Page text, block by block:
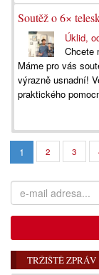
Soutěž o 6×
Úklid,
Chcete
Máme pro vás
výrazně usnadní!
praktického
1 2 3
TRŽIŠTĚ ZPRÁV